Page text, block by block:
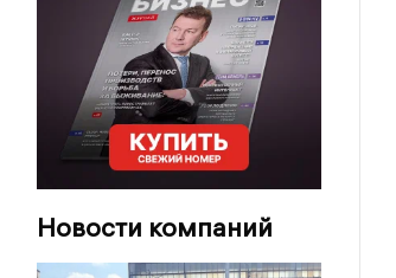
Новости компаний